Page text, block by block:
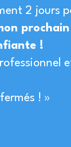
2 jours
!
! »